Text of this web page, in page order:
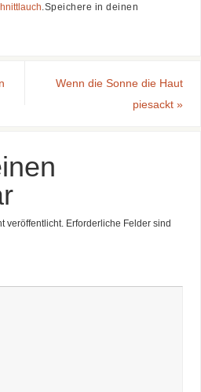
.Speichere in deinen
Wenn die Sonne die Haut
piesackt»
veröffentlicht. Erforderliche Felder sind